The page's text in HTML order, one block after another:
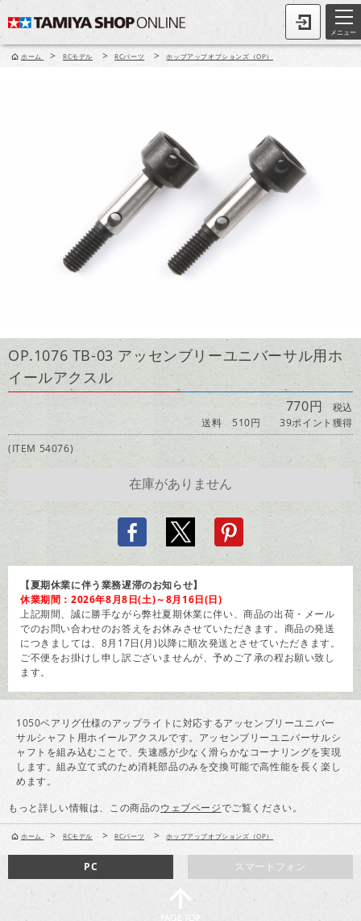
メニュー
ホーム > RCモデル > RCパーツ > ホップアップオプションズ（OP）
OP.1076 TB-03 アッセンブリーユニバーサル用ホ
イールアクスル
770円税込
送料 510円
39ポイント獲得
(ITEM 54076)
【夏期休業に伴う業務遅滞のお知らせ】
休業期間：2026年8月8日(土)～8月16日(日)
上記期間、誠に勝手ながら弊社夏期休業に伴い、商品の出荷・メール
でのお問い合わせのお答えをお休みさせていただきます。商品の発送
につきましては、8月17日(月)以降に順次発送とさせていただきます。
ご不便をお掛けし申し訳ございませんが、予めご了承の程お願い致し
ます。
1050ベアリグ仕様のアップライトに対応するアッセンブリーユニバー
サルシャフト用ホイールアクスルです。アッセンブリーユニバーサルシ
ャフトを組み込むことで、失速感が少なく滑らかなコーナリングを実現
します。組み立て式のため消耗部品のみを交換可能で高性能を長く楽し
めます。
もっと詳しい情報は、この商品のウェブページでご覧ください。
ホーム > RCモデル > RCパーツ > ホップアップオプションズ（OP）
スマートフォン
PC